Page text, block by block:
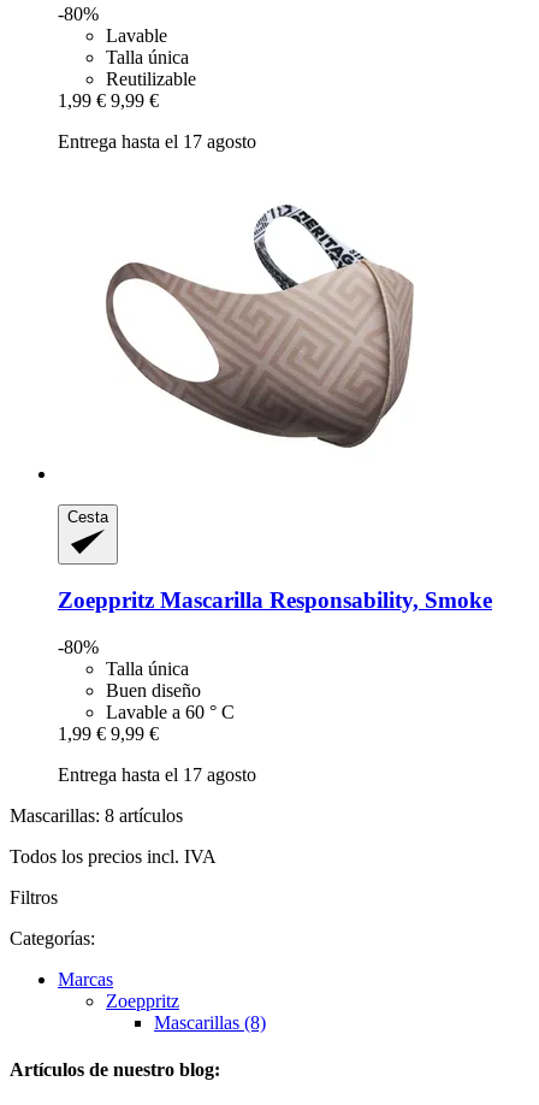
-80%
Lavable
Talla única
Reutilizable
1,99 € 9,99 €
Entrega hasta el 17 agosto
Cesta
Zoeppritz Mascarilla Responsability, Smoke
-80%
Talla única
Buen diseño
Lavable a 60 ° C
1,99 € 9,99 €
Entrega hasta el 17 agosto
Mascarillas: 8 artículos
Todos los precios incl. IVA
Filtros
Categorías:
Marcas
Zoeppritz
Mascarillas (8)
Artículos de nuestro blog: